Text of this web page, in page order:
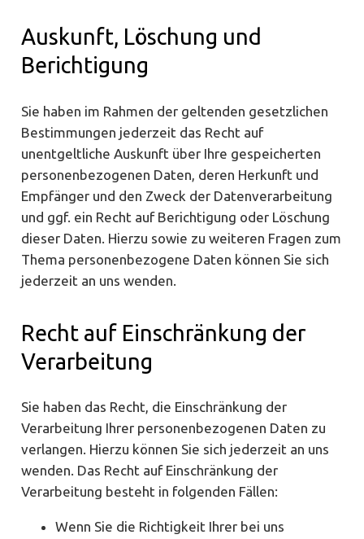
Auskunft, Löschung und
Berichtigung
Sie haben im Rahmen der geltenden gesetzlichen
Bestimmungen jederzeit das Recht auf
unentgeltliche Auskunft über Ihre gespeicherten
personenbezogenen Daten, deren Herkunft und
Empfänger und den Zweck der Datenverarbeitung
und ggf. ein Recht auf Berichtigung oder Löschung
dieser Daten. Hierzu sowie zu weiteren Fragen zum
Thema personenbezogene Daten können Sie sich
jederzeit an uns wenden.
Recht auf Einschränkung der
Verarbeitung
Sie haben das Recht, die Einschränkung der
Verarbeitung Ihrer personenbezogenen Daten zu
verlangen. Hierzu können Sie sich jederzeit an uns
wenden. Das Recht auf Einschränkung der
Verarbeitung besteht in folgenden Fällen:
Wenn Sie die Richtigkeit Ihrer bei uns